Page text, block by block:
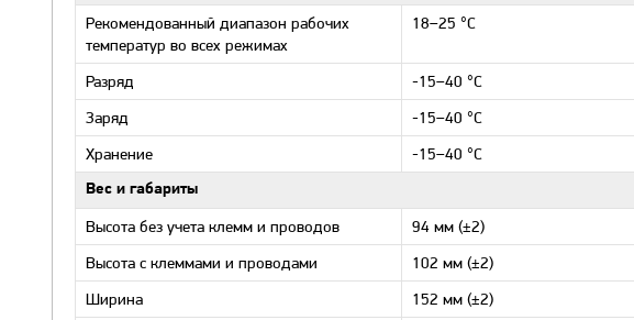
Рекомендованный диапазон рабочих
температур во всех режимах
18–25 °С
Разряд
-15–40 °С
Заряд
-15–40 °С
Хранение
-15–40 °С
Вес и габариты
Высота без учета клемм и проводов
94 мм (±2)
Высота с клеммами и проводами
102 мм (±2)
Ширина
152 мм (±2)